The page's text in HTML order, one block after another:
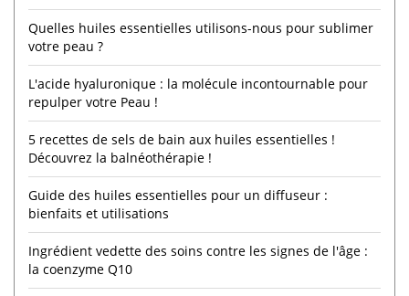
Quelles huiles essentielles utilisons-nous pour sublimer
votre peau ?
L'acide hyaluronique : la molécule incontournable pour
repulper votre Peau !
5 recettes de sels de bain aux huiles essentielles !
Découvrez la balnéothérapie !
Guide des huiles essentielles pour un diffuseur :
bienfaits et utilisations
Ingrédient vedette des soins contre les signes de l'âge :
la coenzyme Q10